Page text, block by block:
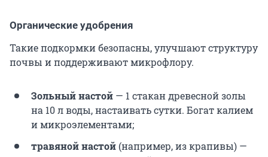
Органические удобрения
Такие подкормки безопасны, улучшают структуру
почвы и поддерживают микрофлору.
Зольный настой — 1 стакан древесной золы
на 10 лводы, настаивать сутки. Богат калием
и микроэлементами;
травяной настой (например, из крапивы) —